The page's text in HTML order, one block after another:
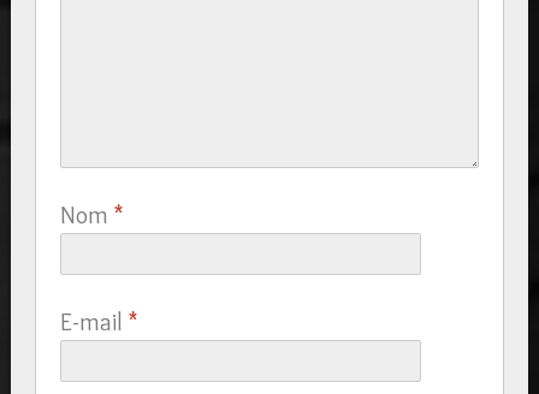
Nom *
E-mail *